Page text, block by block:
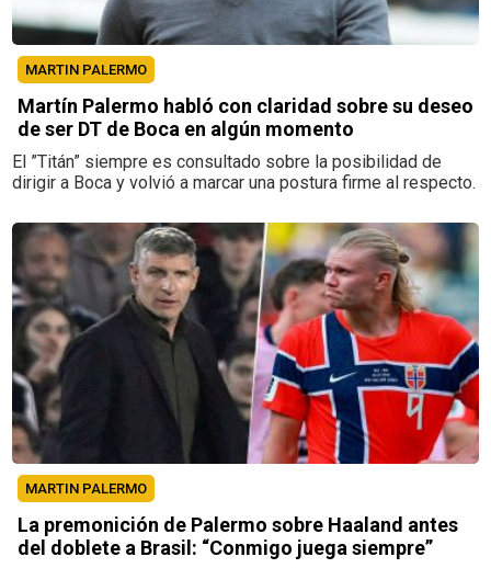
MARTIN PALERMO
Martín Palermo habló con claridad sobre su deseo
de ser DT de Boca en algún momento
El ”Titán” siempre es consultado sobre la posibilidad de
dirigir a Boca y volvió a marcar una postura firme al respecto.
MARTIN PALERMO
La premonición de Palermo sobre Haaland antes
del doblete a Brasil: “Conmigo juega siempre”